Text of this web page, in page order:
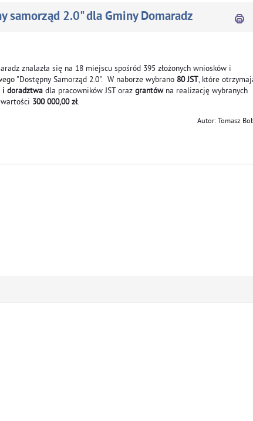
samorząd 2.0" dla Gminy Domaradz
znalazła się na 18 miejscu spośród 395 złożonych wniosków i
"Dostępny Samorząd 2.0". W naborze wybrano 80 JST, które
i doradztwa dla pracowników JST oraz grantówna realizację wybranych
300 000,00 zł.
Autor: Tomasz